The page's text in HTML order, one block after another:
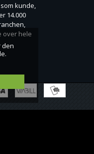
den
kunde,
14.000
over hele